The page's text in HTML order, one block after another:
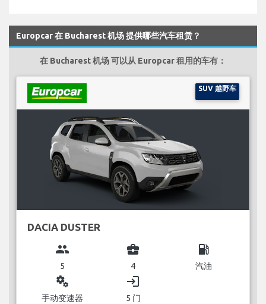
Europcar 在 Bucharest 机场 提供哪些汽车租赁？
在 Bucharest 机场 可以从 Europcar 租用的车有：
SUV 越野车
DACIA DUSTER
group
5
business_center
4
local_gas_station
汽油
miscellaneous_services
手动变速器
login
5 门